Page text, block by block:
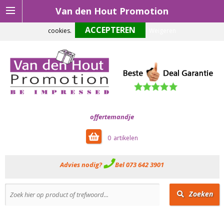
Van den Hout Promotion
offertemandje
0
Advies nodig? Bel 073 642 3901
Zoeken
Om onze website optimaal te laten functioneren maken wij gebruik van
cookies.